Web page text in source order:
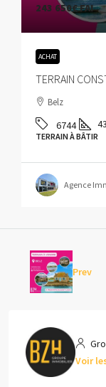
243 650€FAI
ACHAT
TERRAIN
Belz
6744
TERRAIN À BÂTIR
Agence
Prev
Voir